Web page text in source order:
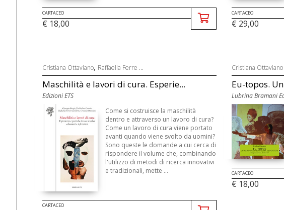
CARTACEO
€ 18,00
CARTACEO
€ 29,00
Cristiana Ottaviano, Raffaella Ferre ...
Maschilità e lavori di cura. Esperie...
Edizioni ETS
Come si costruisce la maschilità
dentro e attraverso un lavoro di cura?
Come un lavoro di cura viene portato
avanti quando viene svolto da uomini?
Sono queste le domande a cui cerca di
rispondere il volume che, combinando
l'utilizzo di metodi di ricerca innovativi
e tradizionali, mette ...
CARTACEO
Cristiana Ottaviano
Eu-topos.
Lubrina Bramani
CARTACEO
€ 18,00